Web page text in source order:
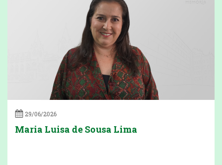
29/06/2026
Maria Luisa de Sousa Lima